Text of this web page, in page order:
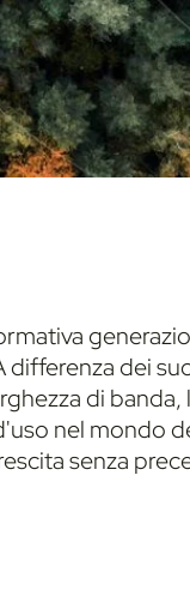
differenza dei
di banda,
nel mondo
senza